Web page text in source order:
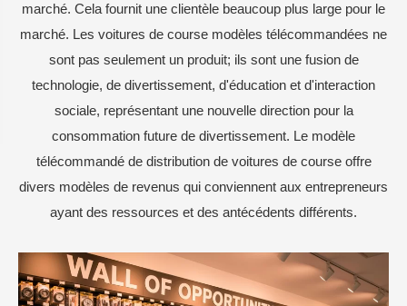
marché. Cela fournit une clientèle beaucoup plus large pour le
marché. Les voitures de course modèles télécommandées ne
sont pas seulement un produit; ils sont une fusion de
technologie, de divertissement, d'éducation et d'interaction
sociale, représentant une nouvelle direction pour la
consommation future de divertissement. Le modèle
télécommandé de distribution de voitures de course offre
divers modèles de revenus qui conviennent aux entrepreneurs
ayant des ressources et des antécédents différents.